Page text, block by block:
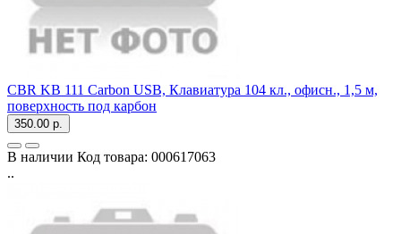
CBR KB 111 Carbon USB, Клавиатура 104 кл., офисн., 1,5 м,
поверхность под карбон
350.00 р.
В наличии Код товара: 000617063
..